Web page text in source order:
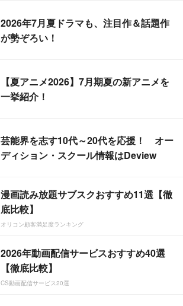
2026年7月夏ドラマも、注目作＆話題作
が勢ぞろい！
【夏アニメ2026】7月期夏の新アニメを
一挙紹介！
芸能界を志す10代～20代を応援！ オー
ディション・スクール情報はDeview
漫画読み放題サブスクおすすめ11選【徹
底比較】
オリコン顧客満足度ランキング
2026年動画配信サービスおすすめ40選
【徹底比較】
CS動画配信サービス20選